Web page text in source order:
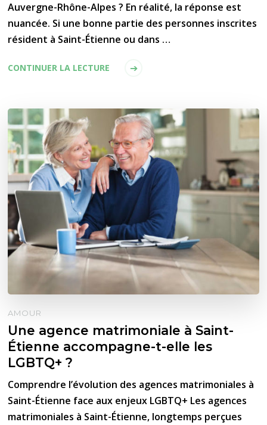
Auvergne-Rhône-Alpes ? En réalité, la réponse est
nuancée. Si une bonne partie des personnes inscrites
résident à Saint-Étienne ou dans …
CONTINUER LA LECTURE
AMOUR
Une agence matrimoniale à Saint-
Étienne accompagne-t-elle les
LGBTQ+ ?
Comprendre l’évolution des agences matrimoniales à
Saint-Étienne face aux enjeux LGBTQ+ Les agences
matrimoniales à Saint-Étienne, longtemps perçues